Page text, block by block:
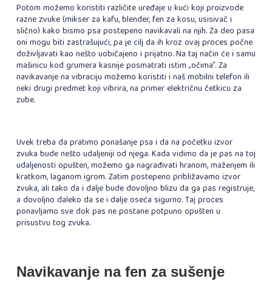
Potom možemo koristiti različite uređaje u kući koji proizvode
razne zvuke (mikser za kafu, blender, fen za kosu, usisivač i
slično) kako bismo psa postepeno navikavali na njih. Za deo pasa
oni mogu biti zastrašujući, pa je cilj da ih kroz ovaj proces počne
doživljavati kao nešto uobičajeno i prijatno. Na taj način će i samu
mašinicu kod grumera kasnije posmatrati istim „očima”. Za
navikavanje na vibraciju možemo koristiti i naš mobilni telefon ili
neki drugi predmet koji vibrira, na primer električnu četkicu za
zube.
Uvek treba da pratimo ponašanje psa i da na početku izvor
zvuka bude nešto udaljeniji od njega. Kada vidimo da je pas na toj
udaljenosti opušten, možemo ga nagrađivati hranom, maženjem ili
kratkom, laganom igrom. Zatim postepeno približavamo izvor
zvuka, ali tako da i dalje bude dovoljno blizu da ga pas registruje,
a dovoljno daleko da se i dalje oseća sigurno. Taj proces
ponavljamo sve dok pas ne postane potpuno opušten u
prisustvu tog zvuka.
Navikavanje na fen za sušenje